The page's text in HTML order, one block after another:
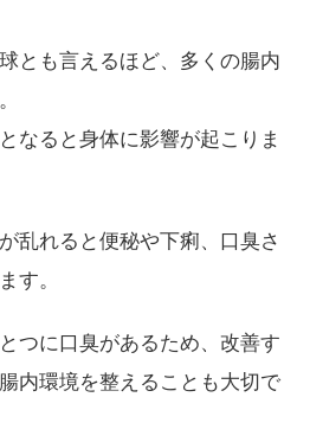
とも言えるほど、多くの腸内
なると身体に影響が起こりま
乱れると便秘や下痢、口臭さ
す。
つに口臭があるため、改善す
内環境を整えることも大切で